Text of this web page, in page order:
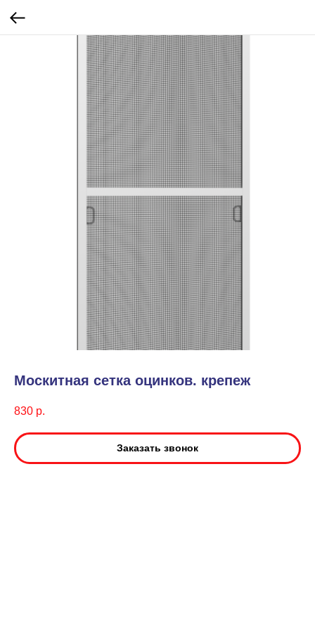
Москитная сетка оцинков. крепеж
830 р.
Заказать звонок